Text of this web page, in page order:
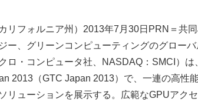
リフォルニア州）2013年7月30日PRN＝共
ー、グリーンコンピューティングのグロー
ロ・コンピュータ社、NASDAQ：SMCI）
2013（GTC Japan 2013）で、一連の高性
リューションを展示する。広範なGPUアク